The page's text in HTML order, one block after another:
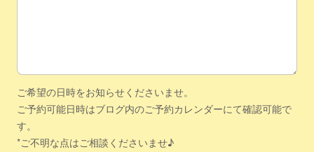
ご希望の日時をお知らせくださいませ。
ご予約可能日時はブログ内のご予約カレンダーにて確認可能で
す。
*ご不明な点はご相談くださいませ♪